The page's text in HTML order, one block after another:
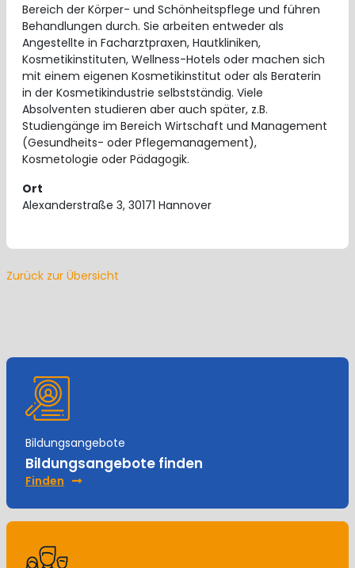
Bereich der Körper- und Schönheitspflege und führen
Behandlungen durch. Sie arbeiten entweder als
Angestellte in Facharztpraxen, Hautkliniken,
Kosmetikinstituten, Wellness-Hotels oder machen sich
mit einem eigenen Kosmetikinstitut oder als Beraterin
in der Kosmetikindustrie selbstständig. Viele
Absolventen studieren aber auch später, z.B.
Studiengänge im Bereich Wirtschaft und Management
(Gesundheits- oder Pflegemanagement),
Kosmetologie oder Pädagogik.
Ort
Alexanderstraße 3, 30171 Hannover
Zurück zur Übersicht
Bildungsangebote
Bildungsangebote finden
Finden